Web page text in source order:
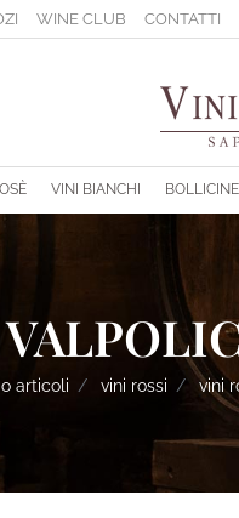
WINE CLUB CONTATTI
filtri disponibili.
VINI BIANCHI BOLLICINE
articoli vini rossi vini